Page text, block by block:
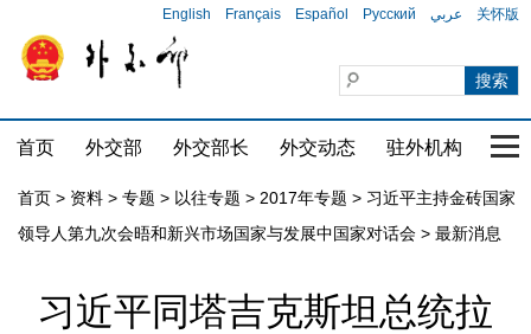
English Français Español Русский عربي 关怀版
首页 外交部 外交部长 外交动态 驻外机构 国
首页 > 资料 > 专题 > 以往专题 > 2017年专题 > 习近平主持金砖国家
领导人第九次会晤和新兴市场国家与发展中国家对话会 > 最新消息
习近平同塔吉克斯坦总统拉